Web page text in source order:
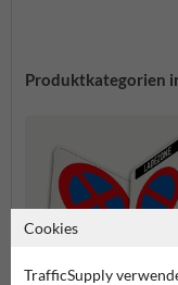
Produktkategorien
Cookies
TrafficSupply